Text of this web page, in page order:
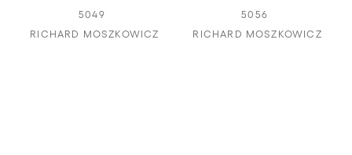
5049
RICHARD MOSZKOWICZ
5056
RICHARD MOSZKOWICZ